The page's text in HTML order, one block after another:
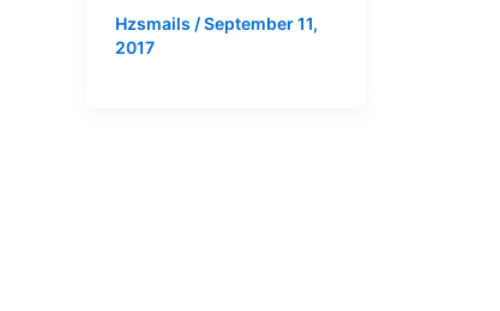
Hzsmails /September 11,
2017